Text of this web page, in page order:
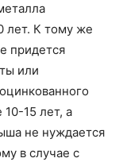
лет. К тому же
придется
или
15 лет, а
не нуждается
в случае с